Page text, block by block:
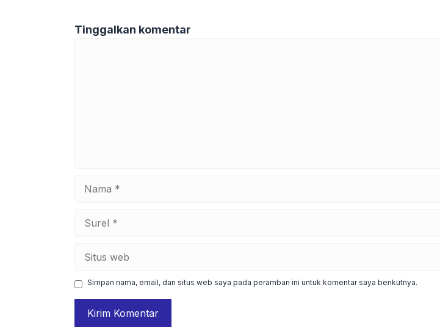
Tinggalkan komentar
web
Simpan nama, email, dan situs web saya pada peramban ini untuk komentar saya berikutnya.